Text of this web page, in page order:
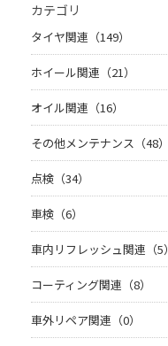
カテゴリ
タイヤ関連（149）
ホイール関連（21）
オイル関連（16）
その他メンテナンス（48）
点検（34）
車検（6）
車内リフレッシュ関連（5）
コーティング関連（8）
車外リペア関連（0）